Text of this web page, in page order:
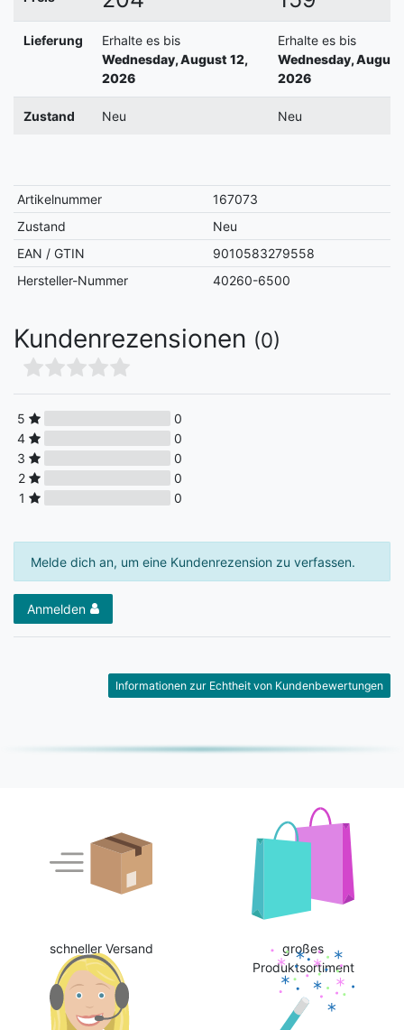
Lieferung
Erhalte es bis
Wednesday, August 12,
2026
Erhalte es bis
Wednesday, August
2026
Zustand Neu Neu
Artikelnummer
167073
Zustand
Neu
EAN / GTIN
9010583279558
Hersteller-Nummer
40260-6500
Kundenrezensionen (0)
5
0
4
0
3
0
2
0
1
0
Melde dich an, um eine Kundenrezension zu verfassen.
Anmelden
Informationen zur Echtheit von Kundenbewertungen
schneller Versand
großes
Produktsortiment